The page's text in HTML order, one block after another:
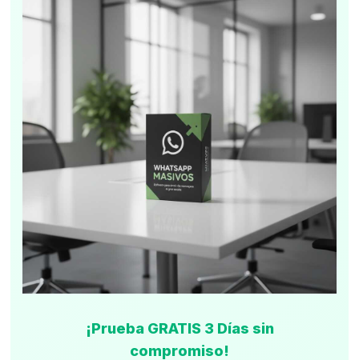
¡Prueba GRATIS 3 Días sin
compromiso!